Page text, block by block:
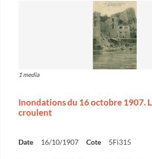
1 media
Inondations du 16 octobre 1907.
croulent
Date 16/10/1907 Cote 5Fi315